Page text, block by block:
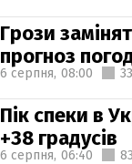
Грози
прогноз
6 серпня, 08:00
Пік спеки в
+38 градусів
6 серпня, 06:40